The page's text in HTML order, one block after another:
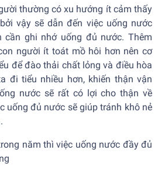
thường có xu hướng ít cảm thấy
vậy sẽ dẫn đến việc uống nước
cần ghi nhớ uống đủ nước. Thêm
người ít toát mồ hôi hơn nên cơ
để đào thải chất lỏng và điều hòa
đi tiểu nhiều hơn, khiến thận vận
nước sẽ rất có lợi cho thận về
uống đủ nước sẽ giúp tránh khô nẻ
năm thì việc uống nước đầy đủ